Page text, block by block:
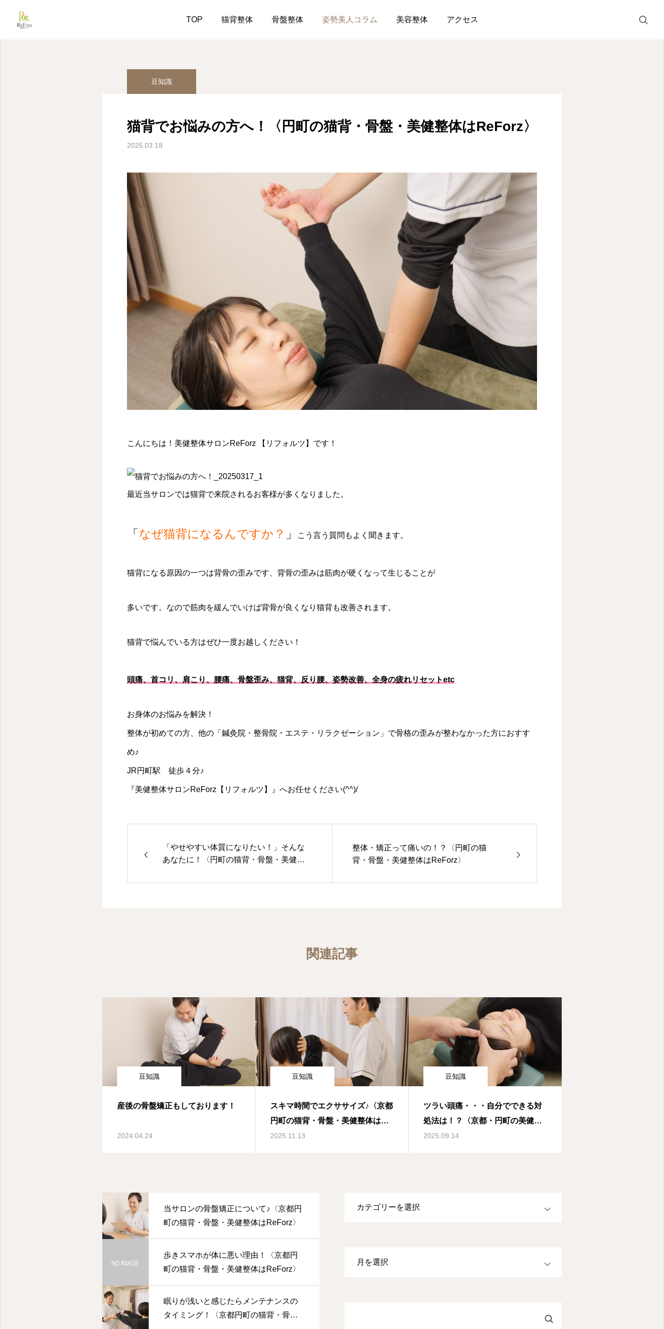
TOP 猫背整体 骨盤整体 姿勢美人コラム 美容整体 アクセス
豆知識 猫背でお悩みの方へ！〈円町の猫背・骨盤・美健整体はReForz〉
豆知識
猫背でお悩みの方へ！〈円町の猫背・骨盤・美健整体はReForz〉
2025.03.18
こんにちは！美健整体サロンReForz 【リフォルツ】です！
最近当サロンでは猫背で来院されるお客様が多くなりました。
「 なぜ猫背になるんですか？ 」 こう言う質問もよく聞きます。
猫背になる原因の一つは背骨の歪みです、背骨の歪みは筋肉が硬くなって生じることが
多いです。なので筋肉を緩んでいけば背骨が良くなり猫背も改善されます。
猫背で悩んでいる方はぜひ一度お越しください！
頭痛、首コリ、肩こり、腰痛、骨盤歪み、猫背、反り腰、姿勢改善、全身の疲れリセットetc
お身体のお悩みを解決！
整体が初めての方、他の「鍼灸院・整骨院・エステ・リラクゼーション」で骨格の歪みが整わなかった方におすす
め♪
JR円町駅 徒歩４分♪
『美健整体サロンReForz【リフォルツ】』へお任せください(^^)/
「やせやすい体質になりたい！」そんな
あなたに！〈円町の猫背・骨盤・美健整
整体・矯正って痛いの！？〈円町の猫
背・骨盤・美健整体はReForz〉
関連記事
豆知識
産後の骨盤矯正もしております！
2024.04.24
豆知識
スキマ時間でエクササイズ♪〈京都
円町の猫背・骨盤・美健整体は
ReForz〉
2025.11.13
豆知識
ツラい頭痛・・・自分でできる対
処法は！？〈京都・円町の美健整
体はReForz〉
2025.09.14
当サロンの骨盤矯正について♪〈京都円
町の猫背・骨盤・美健整体はReForz〉
歩きスマホが体に悪い理由！〈京都円
町の猫背・骨盤・美健整体はReForz〉
眠りが浅いと感じたらメンテナンスの
タイミング！〈京都円町の猫背・骨